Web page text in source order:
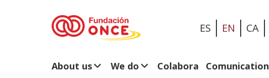
ES EN CA
About us We do Colabora Comunication